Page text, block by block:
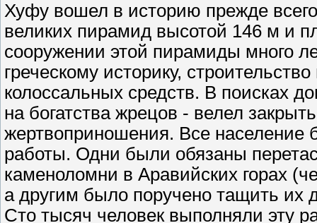
Хуфу вошел в историю прежде
великих пирамид высотой 146 м и
сооружении этой пирамиды много
греческому историку,
колоссальных средств. В поисках
на богатства жрецов - велел
жертвоприношения. Все население
работы. Одни были обязаны
каменоломни в Аравийских горах
а другим было поручено тащить их
Сто тысяч человек выполняли эту